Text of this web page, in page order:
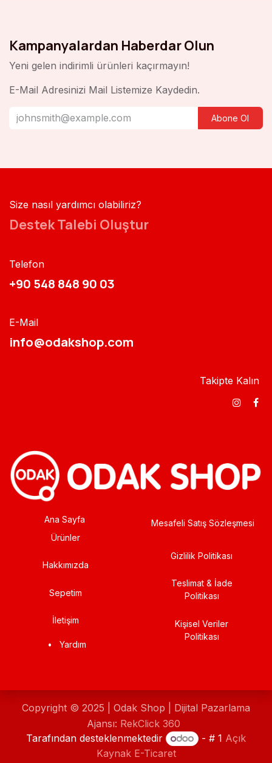
Kampanyalardan Haberdar Olun
Yeni gelen indirimli ürünleri kaçırmayın!
E-Mail Adresinizi Mail Listemize Kaydedin.
Abone Ol
Size nasıl yardımcı olabiliriz?
Destek Talebi Oluştur
Telefon
+90 548 848 90 03​​
E-Mail
info@odakshop.com​
Takipte Kalın
Ana Sayfa
Ürünler
Hakkımızda
Sepetim
İletişim
• Yardım
Mesafeli Satış Sözleşmesi
Gizlilik Politikası
Teslimat & İade
Politikası
Kişisel Veriler
Politikası
Copyright © 2025 | Odak Shop | Dijital Pazarlama
Ajansı: RekClick 360
Tarafından desteklenmektedir
- # 1 Açık
Kaynak E-Ticaret